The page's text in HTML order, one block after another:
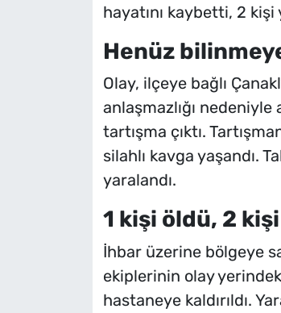
hayatını kaybetti, 2 kişi
Henüz
Olay, ilçeye bağlı
anlaşmazlığı
tartışma çıktı.
silahlı kavga yaşandı.
yaralandı.
1 kişi öldü, 2
İhbar üzerine bölgeye
ekiplerinin olay
hastaneye kaldırıldı.